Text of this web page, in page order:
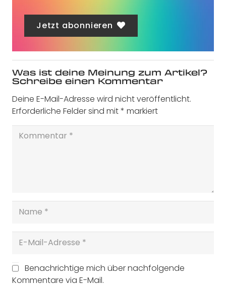
Jetzt abonnieren
Was ist deine Meinung zum Artikel?
Schreibe einen Kommentar
Deine E-Mail-Adresse wird nicht veröffentlicht.
Erforderliche Felder sind mit* markiert
Benachrichtige mich über nachfolgende
Kommentare via E-Mail.